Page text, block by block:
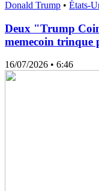
Donald Trump • États-
Deux "Trump
memecoin trinque
16/07/2026 • 6:46